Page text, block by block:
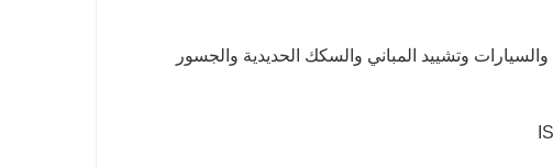
وتشييد المباني والسكك الحديدية والجسور